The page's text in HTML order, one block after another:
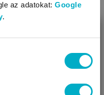
az adatokat: Google
.
Overálok, bundazsákok
először!